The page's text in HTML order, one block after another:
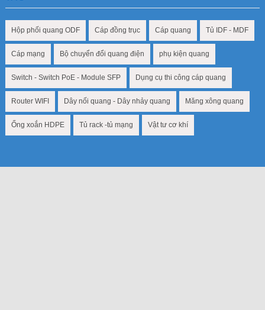
Hộp phối quang ODF Cáp đồng trục Cáp quang Tủ IDF - MDF
Cáp mạng Bộ chuyển đổi quang điện phụ kiện quang
Switch - Switch PoE - Module SFP Dụng cụ thi công cáp quang
Router WIFI Dây nối quang - Dây nhảy quang Măng xông quang
Ống xoắn HDPE Tủ rack -tủ mạng Vật tư cơ khí